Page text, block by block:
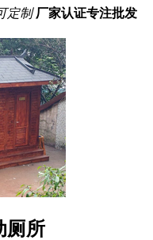
定制 厂家认证专注批发
厕所